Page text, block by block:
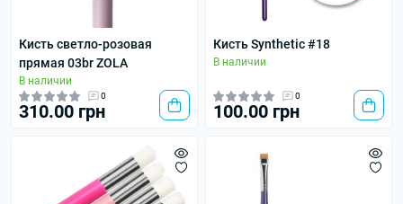
Кисть светло-розовая
прямая 03br ZOLA
В наличии
0
310.00 грн
Кисть Synthetic #18
В наличии
0
100.00 грн